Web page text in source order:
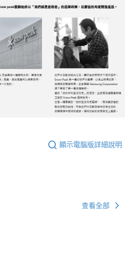
顯示電腦版詳細說明
查看全部